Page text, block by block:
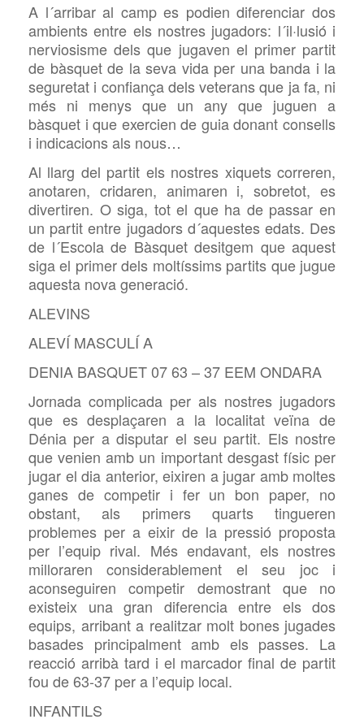
A l´arribar al camp es podien diferenciar dos
ambients entre els nostres jugadors: l´il·lusió i
nerviosisme dels que jugaven el primer partit
de bàsquet de la seva vida per una banda i la
seguretat i confiança dels veterans que ja fa, ni
més ni menys que un any que juguen a
bàsquet i que exercien de guia donant consells
i indicacions als nous…
Al llarg del partit els nostres xiquets correren,
anotaren, cridaren, animaren i, sobretot, es
divertiren. O siga, tot el que ha de passar en
un partit entre jugadors d´aquestes edats. Des
de l´Escola de Bàsquet desitgem que aquest
siga el primer dels moltíssims partits que jugue
aquesta nova generació.
ALEVINS
ALEVÍ MASCULÍ A
DENIA BASQUET 07 63 – 37 EEM ONDARA
Jornada complicada per als nostres jugadors
que es desplaçaren a la localitat veïna de
Dénia per a disputar el seu partit. Els nostre
que venien amb un important desgast físic per
jugar el dia anterior, eixiren a jugar amb moltes
ganes de competir i fer un bon paper, no
obstant, als primers quarts tingueren
problemes per a eixir de la pressió proposta
per l’equip rival. Més endavant, els nostres
milloraren considerablement el seu joc i
aconseguiren competir demostrant que no
existeix una gran diferencia entre els dos
equips, arribant a realitzar molt bones jugades
basades principalment amb els passes. La
reacció arribà tard i el marcador final de partit
fou de 63-37 per a l’equip local.
INFANTILS